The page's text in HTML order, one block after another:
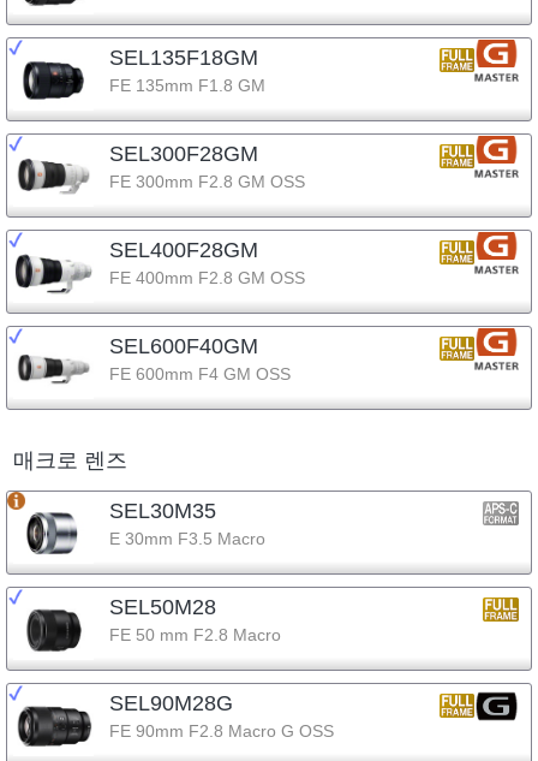
SEL135F18GM
FE 135mm F1.8 GM
SEL300F28GM
FE 300mm F2.8 GM OSS
SEL400F28GM
FE 400mm F2.8 GM OSS
SEL600F40GM
FE 600mm F4 GM OSS
매크로 렌즈
SEL30M35
E 30mm F3.5 Macro
SEL50M28
FE 50 mm F2.8 Macro
SEL90M28G
FE 90mm F2.8 Macro G OSS